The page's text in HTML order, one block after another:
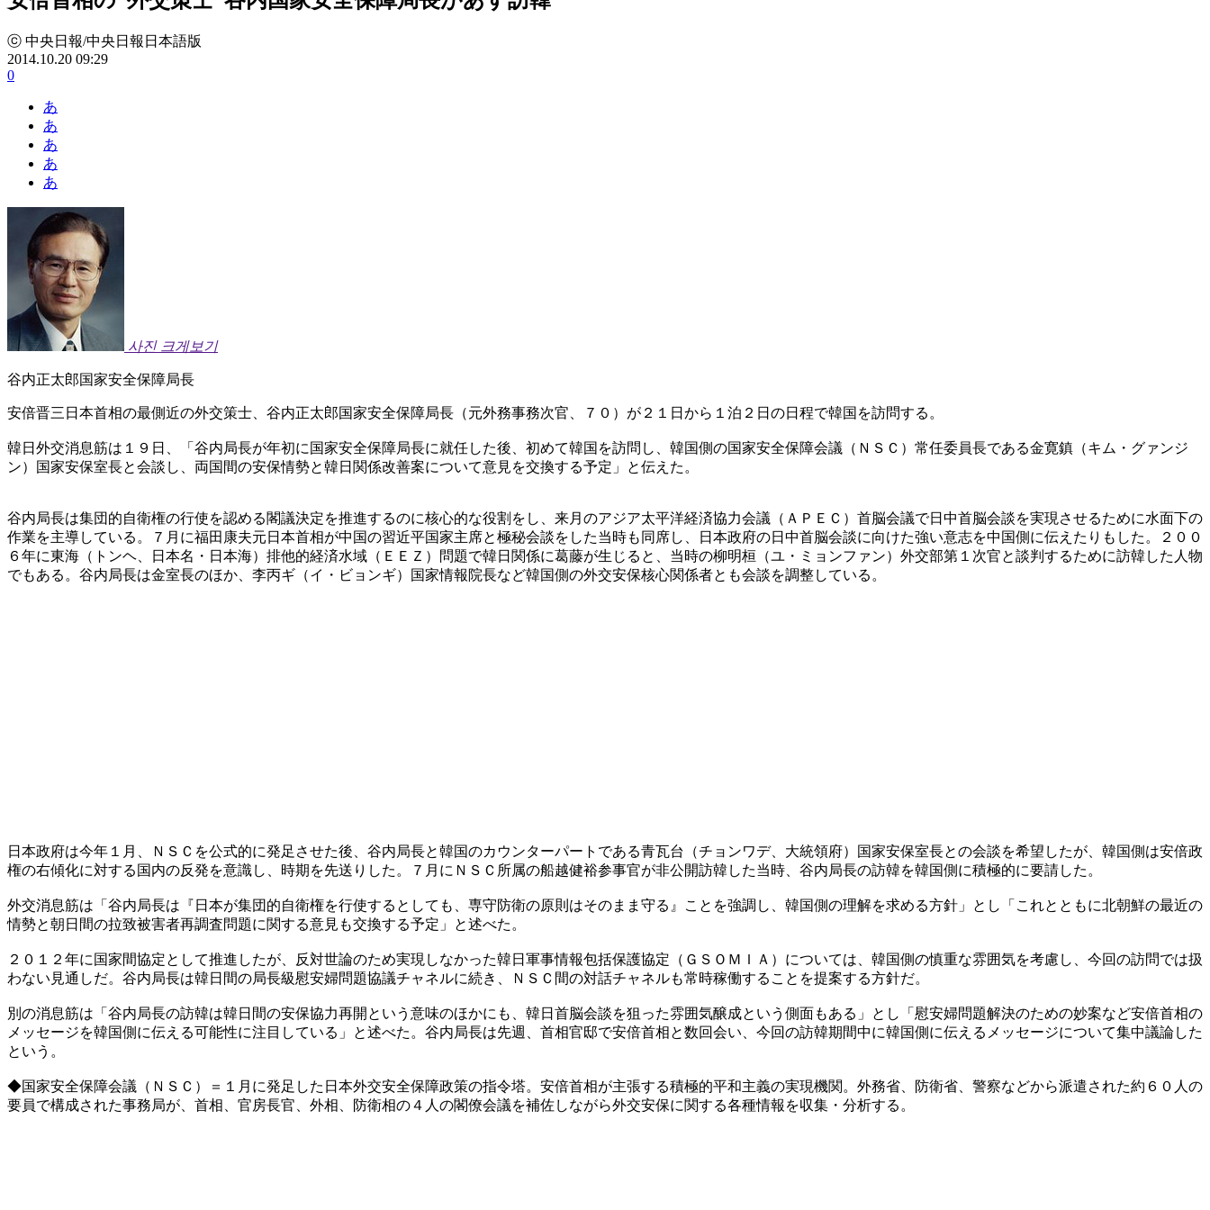
ⓒ 中央日報/中央日報日本語版
2014.10.20 09:29
0
あ
あ
あ
あ
あ
사진 크게보기
谷内正太郎国家安全保障局長
安倍晋三日本首相の最側近の外交策士、谷内正太郎国家安全保障局長（元外務事務次官、７０）が２１日から１泊２日の日程で韓国を訪問する。
韓日外交消息筋は１９日、「谷内局長が年初に国家安全保障局長に就任した後、初めて韓国を訪問し、韓国側の国家安全保障会議（ＮＳＣ）常任委員長である金寛鎮（キム・グァンジ
ン）国家安保室長と会談し、両国間の安保情勢と韓日関係改善案について意見を交換する予定」と伝えた。
谷内局長は集団的自衛権の行使を認める閣議決定を推進するのに核心的な役割をし、来月のアジア太平洋経済協力会議（ＡＰＥＣ）首脳会議で日中首脳会談を実現させるために水面下の
作業を主導している。７月に福田康夫元日本首相が中国の習近平国家主席と極秘会談をした当時も同席し、日本政府の日中首脳会談に向けた強い意志を中国側に伝えたりもした。２００
６年に東海（トンヘ、日本名・日本海）排他的経済水域（ＥＥＺ）問題で韓日関係に葛藤が生じると、当時の柳明桓（ユ・ミョンファン）外交部第１次官と談判するために訪韓した人物
でもある。谷内局長は金室長のほか、李丙ギ（イ・ビョンギ）国家情報院長など韓国側の外交安保核心関係者とも会談を調整している。
日本政府は今年１月、ＮＳＣを公式的に発足させた後、谷内局長と韓国のカウンターパートである青瓦台（チョンワデ、大統領府）国家安保室長との会談を希望したが、韓国側は安倍政
権の右傾化に対する国内の反発を意識し、時期を先送りした。７月にＮＳＣ所属の船越健裕参事官が非公開訪韓した当時、谷内局長の訪韓を韓国側に積極的に要請した。
外交消息筋は「谷内局長は『日本が集団的自衛権を行使するとしても、専守防衛の原則はそのまま守る』ことを強調し、韓国側の理解を求める方針」とし「これとともに北朝鮮の最近の
情勢と朝日間の拉致被害者再調査問題に関する意見も交換する予定」と述べた。
２０１２年に国家間協定として推進したが、反対世論のため実現しなかった韓日軍事情報包括保護協定（ＧＳＯＭＩＡ）については、韓国側の慎重な雰囲気を考慮し、今回の訪問では扱
わない見通しだ。谷内局長は韓日間の局長級慰安婦問題協議チャネルに続き、ＮＳＣ間の対話チャネルも常時稼働することを提案する方針だ。
別の消息筋は「谷内局長の訪韓は韓日間の安保協力再開という意味のほかにも、韓日首脳会談を狙った雰囲気醸成という側面もある」とし「慰安婦問題解決のための妙案など安倍首相の
メッセージを韓国側に伝える可能性に注目している」と述べた。谷内局長は先週、首相官邸で安倍首相と数回会い、今回の訪韓期間中に韓国側に伝えるメッセージについて集中議論した
という。
◆国家安全保障会議（ＮＳＣ）＝１月に発足した日本外交安全保障政策の指令塔。安倍首相が主張する積極的平和主義の実現機関。外務省、防衛省、警察などから派遣された約６０人の
要員で構成された事務局が、首相、官房長官、外相、防衛相の４人の閣僚会議を補佐しながら外交安保に関する各種情報を収集・分析する。